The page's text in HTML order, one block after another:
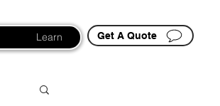
Learn Get A Quote